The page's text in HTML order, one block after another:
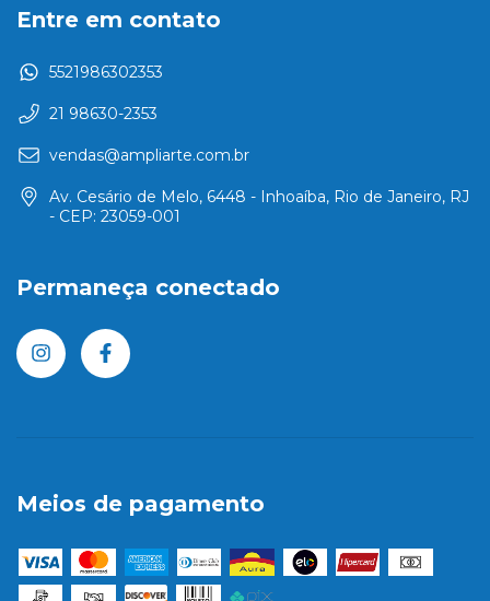
Entre em contato
5521986302353
21 98630-2353
vendas@ampliarte.com.br
Av. Cesário de Melo, 6448 - Inhoaíba, Rio de Janeiro, RJ
- CEP: 23059-001
Permaneça conectado
Meios de pagamento